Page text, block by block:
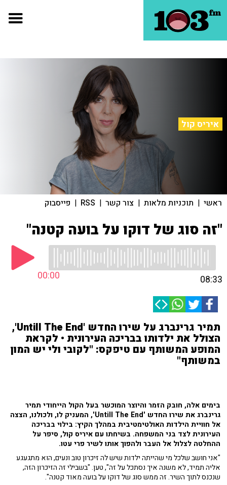
איריס קול
ראשי | תוכניות מלאות | צור קשר |
RSS
| פייסבוק
"זה סוג של דוקו על בועה קטנה"
00:00 08:33
תמיר גרינברג על שירו החדש 'Untill The End',
הצולל את ילדותו בבריכה העירונית • לקראת
המופע המשותף עם טיפקס: "לקובי ולי יש המון
במשותף"
בימים אלה, חובק הזמר והיוצר המוכשר בעל הקול הייחודי תמיר
גרינברג את שירו החדש 'Untill The End', המעניק לו, ולכולנו, הצצה
אל חוויית הילדות האולטימטיבית במהלך הקיץ: בילוי בבריכה
העירונית לצד בני המשפחה. בשיחתו עם איריס קול, סיפר על
ההחלטה לצלול אל העבר ולהפוך אותו לשיר פרי עטו.
"אני חושב שלכל מי שהייתה ילדות שיש לה זיכרון טוב ונעים, הוא מתגעגע
אליה תמיד, לא משנה איך נסתכל על זה", טען. "בשבילי זה הזיכרון הזה,
שנכנס לתוך השיר. זה ממש סוג של דוקו על בועה מאוד קטנה".